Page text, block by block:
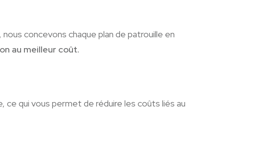
, nous concevons chaque plan de patrouille en
au meilleur coût.
ce qui vous permet de réduire les coûts liés au